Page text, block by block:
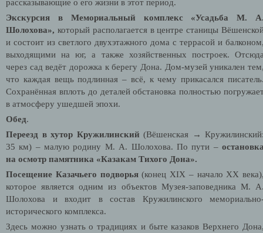
рассказывающие о его жизни в этот период.
Экскурсия в Мемориальный комплекс «Усадьба М.
Шолохова», который располагается в центре станицы
и состоит из светлого двухэтажного дома с террасой и
выходящими на юг, а также хозяйственных построек.
через сад ведёт дорожка к берегу Дона. Дом-музей уникален
что каждая вещь подлинная – всё, к чему прикасался
Сохранённая вплоть до деталей обстановка полностью
в атмосферу ушедшей эпохи.
Обед.
Переезд в хутор Кружилинский (Вёшенская →
35 км) – малую родину М. А. Шолохова. По пути –
на осмотр памятника «Казакам Тихого Дона».
Посещение Казачьего подворья(конец ХIX –начало ХХ века)
которое является одним из объектов Музея-заповедника М.
Шолохова и входит в состав Кружилинского
исторического комплекса.
Здесь можно узнать о традициях и быте казаков Верхнего